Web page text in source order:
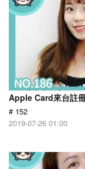
Apple Card來台註
# 152
2019-07-26 01:00